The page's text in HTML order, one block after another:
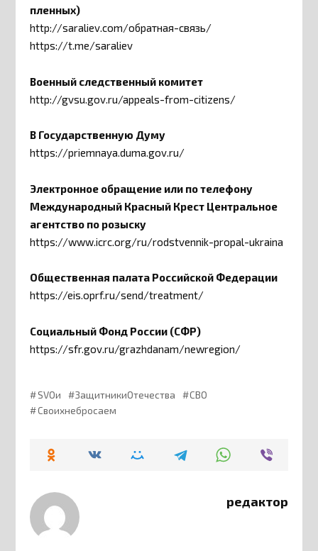
пленных)
http://saraliev.com/обратная-связь/
https://t.me/saraliev
Военный следственный комитет
http://gvsu.gov.ru/appeals-from-citizens/
В Государственную Думу
https://priemnaya.duma.gov.ru/
Электронное обращение или по телефону
Международный Красный Крест Центральное
агентство по розыску
https://www.icrc.org/ru/rodstvennik-propal-ukraina
Общественная палата Российской Федерации
https://eis.oprf.ru/send/treatment/
Социальный Фонд России (СФР)
https://sfr.gov.ru/grazhdanam/newregion/
SVOи ЗащитникиОтечества
СВО
Своихнебросаем
редактор